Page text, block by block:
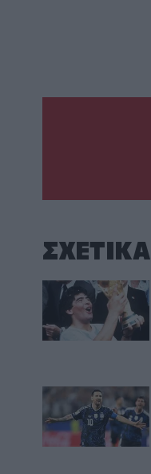
Δημοπρατείται
Aποκαλύψεις σοκ